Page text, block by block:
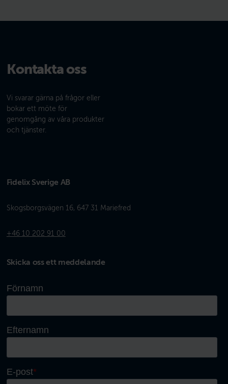
Kontakta oss
Vi svarar gärna på frågor eller
bokar ett möte för
genomgång av våra produkter
och tjänster.
Fidelix Sverige AB
Skogsborgsvägen 16, 647 31 Mariefred
+46 10 202 91 00
Skicka oss ett meddelande